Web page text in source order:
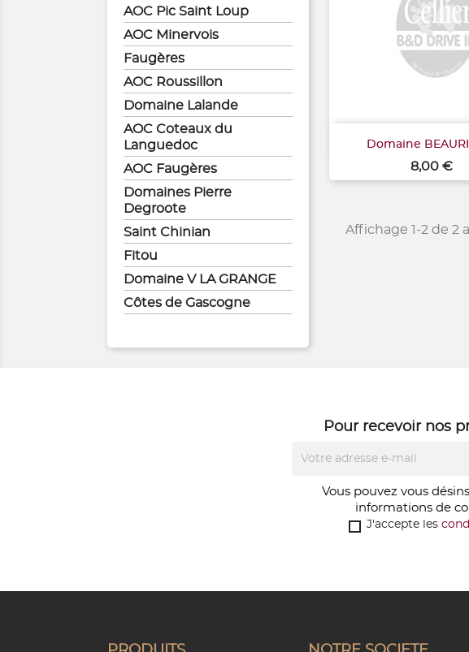
AOC Pic Saint Loup
AOC Minervois
Faugères
AOC Roussillon
Domaine Lalande
AOC Coteaux du
Languedoc
AOC Faugères
Domaines Pierre
Degroote
Saint Chinian
Fitou
Domaine V LA GRANGE
Côtes de Gascogne
Domaine
Prix
8,00 €
Aperçu
Affichage 1-2 de 2
Pour recevoir nos
Vous pouvez vous
informations de
J'accepte les